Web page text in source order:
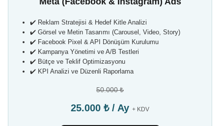
✔️ Reklam Stratejisi & Hedef Kitle Analizi
✔️ Görsel ve Metin Tasarımı (Carousel, Video, Story)
✔️ Facebook Pixel & API Dönüşüm Kurulumu
✔️ Kampanya Yönetimi ve A/B Testleri
✔️ Bütçe ve Teklif Optimizasyonu
✔️ KPI Analizi ve Düzenli Raporlama
50.000 ₺
25.000 ₺ / Ay + KDV